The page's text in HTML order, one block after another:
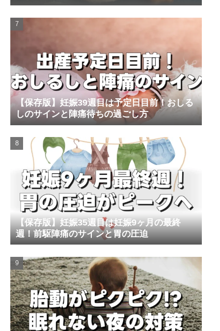
【保存版】妊娠39週目は予定日目前！おしる
しのサインと陣痛待ちの過ごし方
【保存版】妊娠35週目は妊娠9ヶ月の最終
週！前駆陣痛のサインと胃の圧迫